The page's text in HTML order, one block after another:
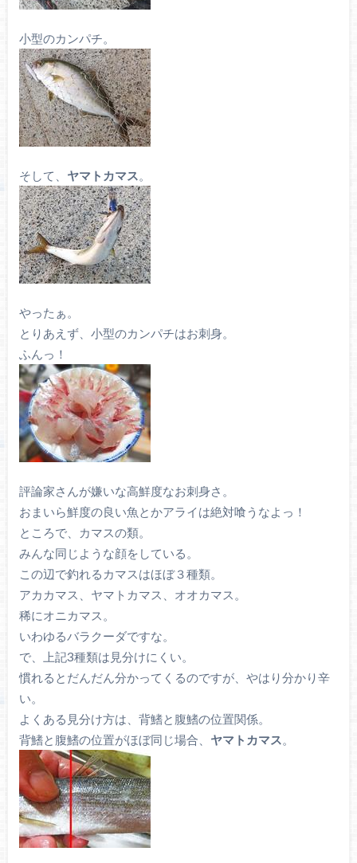
小型のカンパチ。
そして、 ヤマトカマス。
やったぁ。
とりあえず、小型のカンパチはお刺身。
ふんっ！
評論家さんが嫌いな高鮮度なお刺身さ。
おまいら鮮度の良い魚とかアライは絶対喰うなよっ！
ところで、カマスの類。
みんな同じような顔をしている。
この辺で釣れるカマスはほぼ３種類。
アカカマス、ヤマトカマス、オオカマス。
稀にオニカマス。
いわゆるバラクーダですな。
で、上記3種類は見分けにくい。
慣れるとだんだん分かってくるのですが、やはり分かり辛
い。
よくある見分け方は、背鰭と腹鰭の位置関係。
背鰭と腹鰭の位置がほぼ同じ場合、 ヤマトカマス。